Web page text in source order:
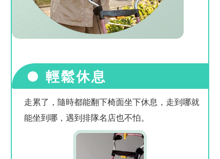
● 輕鬆休息
走累了，隨時都能翻下椅面坐下休息，走到哪就
能坐到哪，遇到排隊名店也不怕。